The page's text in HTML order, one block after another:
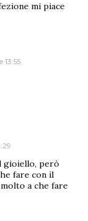
mi piace
13:55
gioiello, però
fare con il
a che fare